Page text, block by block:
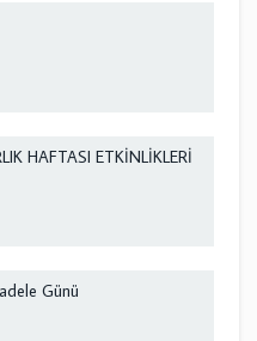
HAFTASI ETKİNLİKLERİ
Günü